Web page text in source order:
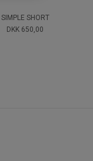
SIMPLE SHORT
DKK 650,00